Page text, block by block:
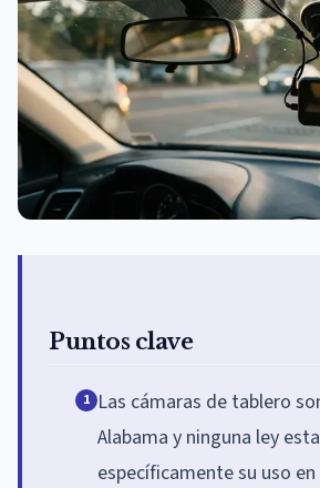
Puntos clave
1 Las cámaras de tablero
Alabama y ninguna ley
específicamente su uso